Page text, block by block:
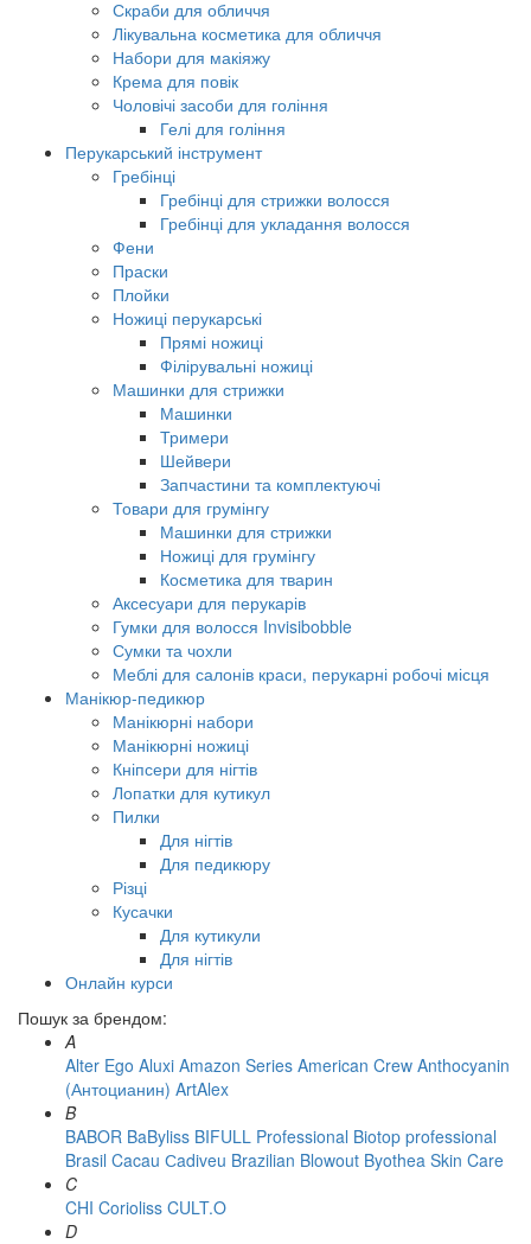
Скраби для обличчя
Лікувальна косметика для обличчя
Набори для макіяжу
Крема для повік
Чоловічі засоби для гоління
Гелі для гоління
Перукарський інструмент
Гребінці
Гребінці для стрижки волосся
Гребінці для укладання волосся
Фени
Праски
Плойки
Ножиці перукарські
Прямі ножиці
Філірувальні ножиці
Машинки для стрижки
Машинки
Тримери
Шейвери
Запчастини та комплектуючі
Товари для грумінгу
Машинки для стрижки
Ножиці для грумінгу
Косметика для тварин
Аксесуари для перукарів
Гумки для волосся Invisibobble
Сумки та чохли
Меблі для салонів краси, перукарні робочі місця
Манікюр-педикюр
Манікюрні набори
Манікюрні ножиці
Кніпсери для нігтів
Лопатки для кутикул
Пилки
Для нігтів
Для педикюру
Різці
Кусачки
Для кутикули
Для нігтів
Онлайн курси
Пошук за брендом:
A
Alter Ego Aluxi Amazon Series American Crew Anthocyanin
(Антоцианин) ArtAlex
B
BABOR BaByliss BIFULL Professional Biotop professional
Brasil Cacau Сadiveu Brazilian Blowout Byothea Skin Care
C
CHI Corioliss CULT.O
D